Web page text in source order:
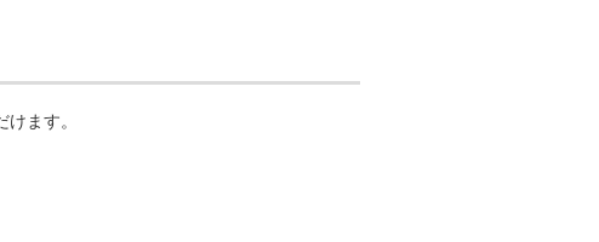
ます。